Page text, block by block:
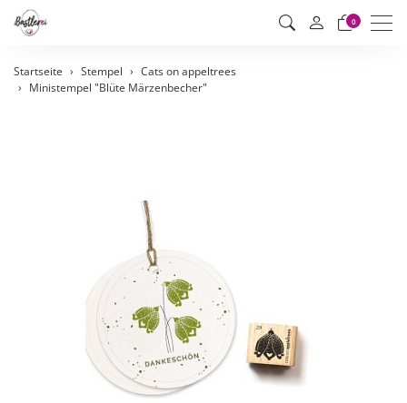
0
Startseite Stempel
Cats on appeltrees
Ministempel "Blüte Märzenbecher"